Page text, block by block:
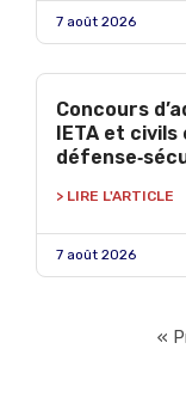
7 août 2026
Concours
IETA et
> LIRE L'ARTICLE
7 août 2026
«